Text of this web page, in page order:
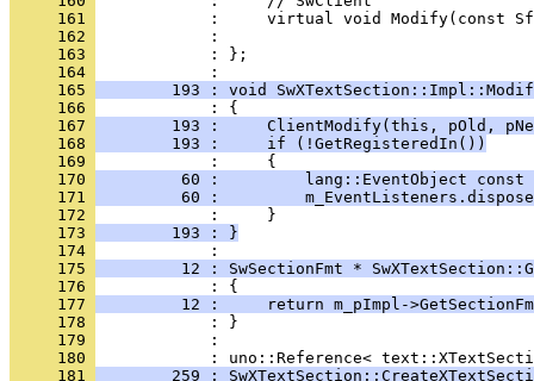
     161
     162
     163
            : };
     164
     165
193 : void
     166
     167
193 :     ClientModify(this, pOld,
     168
        193 :     if (!GetRegisteredIn())
     169
     170
60 :         lang::EventObject
     171
60 :
     172
     173
        193 : }
     174
     175
12 : SwSectionFmt *
     176
     177
12 :     return m_pImpl-
     178
     179
            :
     180
     181
259 :